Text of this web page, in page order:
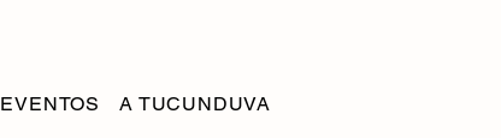
EVENTOS A TUCUNDUVA